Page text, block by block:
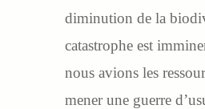
diminution de la
catastrophe est
nous avions les
mener une guerre